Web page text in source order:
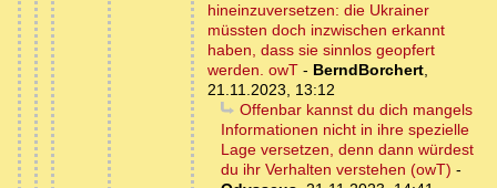
hineinzuversetzen: die Ukrainer
müssten doch inzwischen erkannt
haben, dass sie sinnlos geopfert
werden. owT - BerndBorchert,
21.11.2023, 13:12
Offenbar kannst du dich mangels
Informationen nicht in ihre spezielle
Lage versetzen, denn dann würdest
du ihr Verhalten verstehen (owT) -